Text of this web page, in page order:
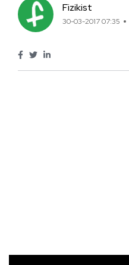
Fizikist
30-03-2017 07:35